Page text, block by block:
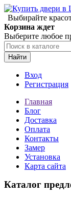
Выбирайте
Корзина ждет
Выберите любое
Найти
Вход
Регистрация
Главная
Блог
Доставка
Оплата
Контакты
Замер
Установка
Карта сайта
Каталог